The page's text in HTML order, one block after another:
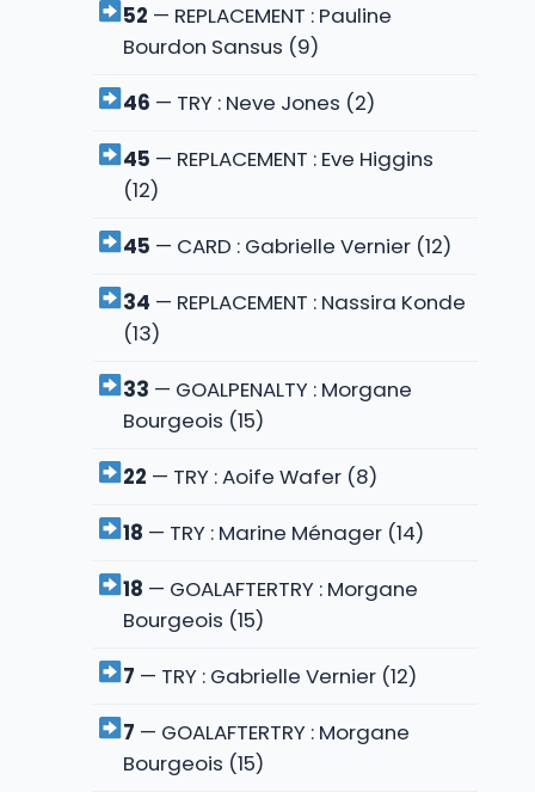
52 — REPLACEMENT : Pauline
Bourdon Sansus (9)
46 — TRY : Neve Jones (2)
45 — REPLACEMENT : Eve Higgins
(12)
45 — CARD : Gabrielle Vernier (12)
34 — REPLACEMENT : Nassira Konde
(13)
33 — GOALPENALTY : Morgane
Bourgeois (15)
22 — TRY : Aoife Wafer (8)
18 — TRY : Marine Ménager (14)
18 — GOALAFTERTRY : Morgane
Bourgeois (15)
7 — TRY : Gabrielle Vernier (12)
7 — GOALAFTERTRY : Morgane
Bourgeois (15)